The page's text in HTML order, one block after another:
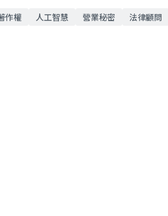
作權 人工智慧 營業秘密 法律顧問